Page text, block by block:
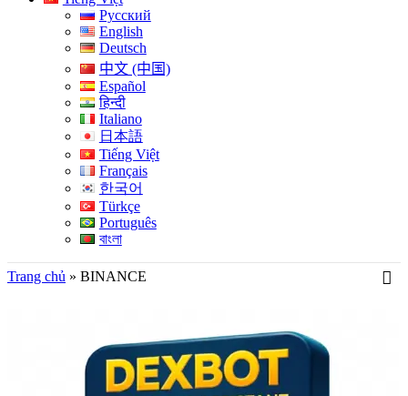
Русский
English
Deutsch
中文 (中国)
Español
हिन्दी
Italiano
日本語
Tiếng Việt
Français
한국어
Türkçe
Português
বাংলা
Trang chủ » BINANCE